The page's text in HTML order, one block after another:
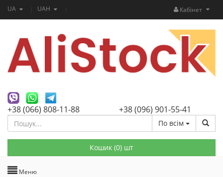
UA UAH Кабінет
+38 (066) 808-11-88 +38 (096) 901-55-41
По всім
Кошик (0) шт
Меню